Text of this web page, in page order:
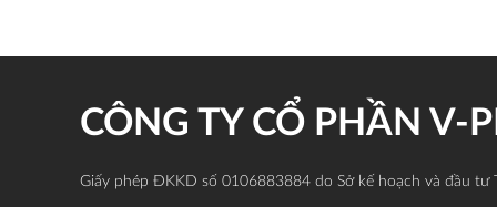
CÔNG TY CỔ PHẦN V-
Giấy phép ĐKKD số 0106883884 do Sở kế hoạch và đầu